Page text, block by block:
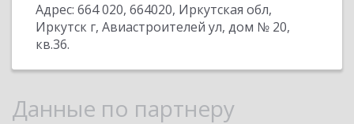
Адрес: 664 020, 664020, Иркутская обл,
Иркутск г, Авиастроителей ул, дом № 20,
кв.36.
Данные по партнеру